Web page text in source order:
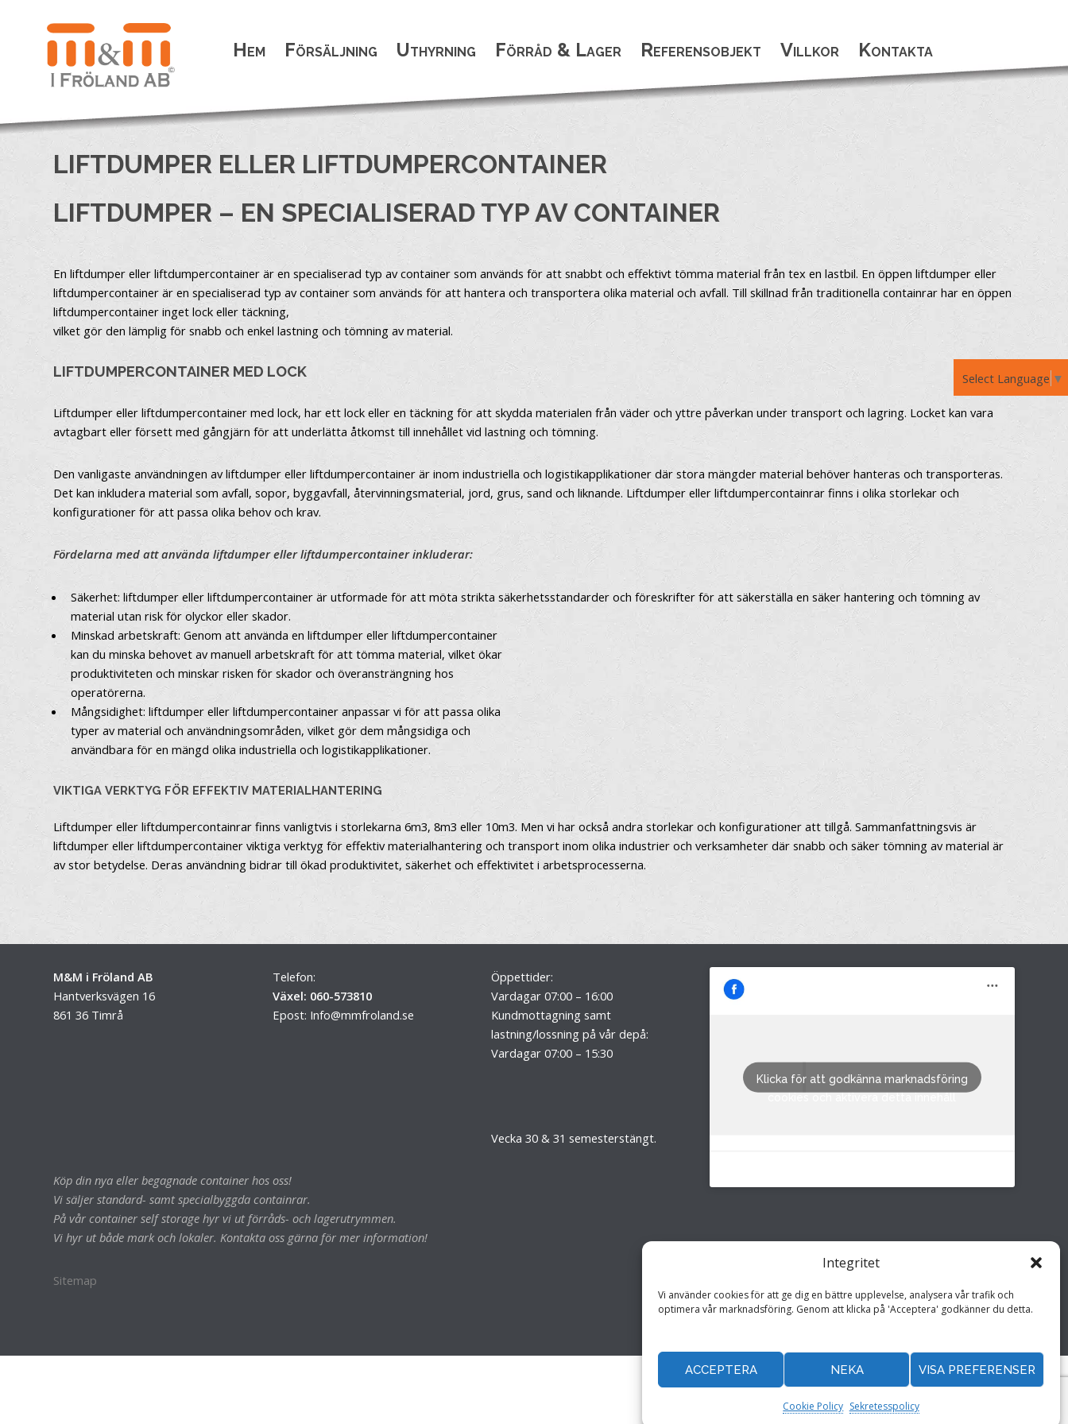
Integritet
Vi använder cookies för att ge dig en bättre upplevelse, analysera vår trafik och
optimera vår marknadsföring. Genom att klicka på 'Acceptera' godkänner du detta.
ACCEPTERA NEKA VISA PREFERENSER
Cookie Policy Sekretesspolicy
Hem Försäljning Uthyrning Förråd & Lager Referensobjekt Villkor Kontakta
Select Language ▼
LIFTDUMPER ELLER LIFTDUMPERCONTAINER
LIFTDUMPER – EN SPECIALISERAD TYP AV CONTAINER
En liftdumper eller liftdumpercontainer är en specialiserad typ av container som används för att snabbt och effektivt tömma material från tex en lastbil. En öppen liftdumper eller
liftdumpercontainer är en specialiserad typ av container som används för att hantera och transportera olika material och avfall. Till skillnad från traditionella containrar har en öppen
liftdumpercontainer inget lock eller täckning,
vilket gör den lämplig för snabb och enkel lastning och tömning av material.
LIFTDUMPERCONTAINER MED LOCK
Liftdumper eller liftdumpercontainer med lock, har ett lock eller en täckning för att skydda materialen från väder och yttre påverkan under transport och lagring. Locket kan vara
avtagbart eller försett med gångjärn för att underlätta åtkomst till innehållet vid lastning och tömning.
Den vanligaste användningen av liftdumper eller liftdumpercontainer är inom industriella och logistikapplikationer där stora mängder material behöver hanteras och transporteras.
Det kan inkludera material som avfall, sopor, byggavfall, återvinningsmaterial, jord, grus, sand och liknande. Liftdumper eller liftdumpercontainrar finns i olika storlekar och
konfigurationer för att passa olika behov och krav.
Fördelarna med att använda liftdumper eller liftdumpercontainer inkluderar:
Säkerhet: liftdumper eller liftdumpercontainer är utformade för att möta strikta säkerhetsstandarder och föreskrifter för att säkerställa en säker hantering och tömning av
material utan risk för olyckor eller skador.
Minskad arbetskraft: Genom att använda en liftdumper eller liftdumpercontainer
kan du minska behovet av manuell arbetskraft för att tömma material, vilket ökar
produktiviteten och minskar risken för skador och överansträngning hos
operatörerna.
Mångsidighet: liftdumper eller liftdumpercontainer anpassar vi för att passa olika
typer av material och användningsområden, vilket gör dem mångsidiga och
användbara för en mängd olika industriella och logistikapplikationer.
VIKTIGA VERKTYG FÖR EFFEKTIV MATERIALHANTERING
Liftdumper eller liftdumpercontainrar finns vanligtvis i storlekarna 6m3, 8m3 eller 10m3. Men vi har också andra storlekar och konfigurationer att tillgå. Sammanfattningsvis är
liftdumper eller liftdumpercontainer viktiga verktyg för effektiv materialhantering och transport inom olika industrier och verksamheter där snabb och säker tömning av material är
av stor betydelse. Deras användning bidrar till ökad produktivitet, säkerhet och effektivitet i arbetsprocesserna.
M&M i Fröland AB
Hantverksvägen 16
861 36 Timrå
Telefon:
Växel: 060-573810
Epost: Info@mmfroland.se
Öppettider:
Vardagar 07:00 – 16:00
Kundmottagning samt
lastning/lossning på vår depå:
Vardagar 07:00 – 15:30
Vecka 30 & 31 semesterstängt.
Köp din nya eller begagnade container hos oss!
Vi säljer standard- samt specialbyggda containrar.
På vår container self storage hyr vi ut förråds- och lagerutrymmen.
Vi hyr ut både mark och lokaler. Kontakta oss gärna för mer information!
Sitemap
M&M i Fröland AB
Klicka för att godkänna marknadsföring
cookies och aktivera detta innehåll